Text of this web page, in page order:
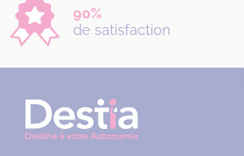
90%
de satisfaction